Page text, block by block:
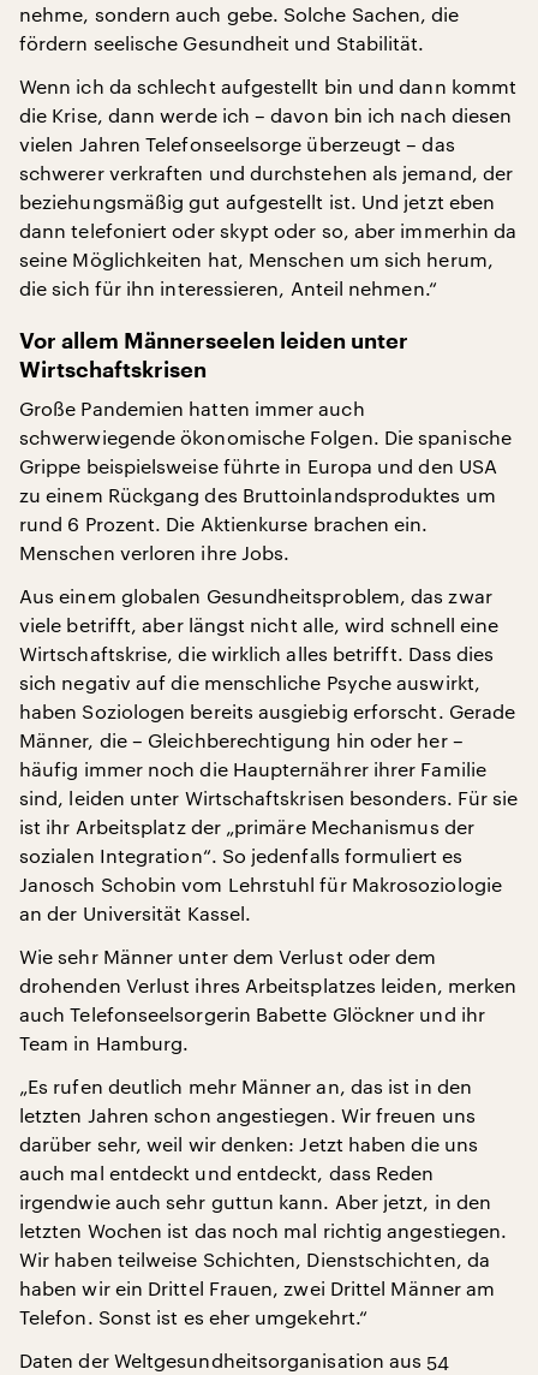
nehme, sondern auch gebe. Solche Sachen, die
fördern seelische Gesundheit und Stabilität.
Wenn ich da schlecht aufgestellt bin und dann kommt
die Krise, dann werde ich – davon bin ich nach diesen
vielen Jahren Telefonseelsorge überzeugt – das
schwerer verkraften und durchstehen als jemand, der
beziehungsmäßig gut aufgestellt ist. Und jetzt eben
dann telefoniert oder skypt oder so, aber immerhin da
seine Möglichkeiten hat, Menschen um sich herum,
die sich für ihn interessieren, Anteil nehmen.“
Vor allem Männerseelen leiden unter
Wirtschaftskrisen
Große Pandemien hatten immer auch
schwerwiegende ökonomische Folgen. Die spanische
Grippe beispielsweise führte in Europa und den USA
zu einem Rückgang des Bruttoinlandsproduktes um
rund 6 Prozent. Die Aktienkurse brachen ein.
Menschen verloren ihre Jobs.
Aus einem globalen Gesundheitsproblem, das zwar
viele betrifft, aber längst nicht alle, wird schnell eine
Wirtschaftskrise, die wirklich alles betrifft. Dass dies
sich negativ auf die menschliche Psyche auswirkt,
haben Soziologen bereits ausgiebig erforscht. Gerade
Männer, die – Gleichberechtigung hin oder her –
häufig immer noch die Haupternährer ihrer Familie
sind, leiden unter Wirtschaftskrisen besonders. Für sie
ist ihr Arbeitsplatz der „primäre Mechanismus der
sozialen Integration“. So jedenfalls formuliert es
Janosch Schobin vom Lehrstuhl für Makrosoziologie
an der Universität Kassel.
Wie sehr Männer unter dem Verlust oder dem
drohenden Verlust ihres Arbeitsplatzes leiden, merken
auch Telefonseelsorgerin Babette Glöckner und ihr
Team in Hamburg.
„Es rufen deutlich mehr Männer an, das ist in den
letzten Jahren schon angestiegen. Wir freuen uns
darüber sehr, weil wir denken: Jetzt haben die uns
auch mal entdeckt und entdeckt, dass Reden
irgendwie auch sehr guttun kann. Aber jetzt, in den
letzten Wochen ist das noch mal richtig angestiegen.
Wir haben teilweise Schichten, Dienstschichten, da
haben wir ein Drittel Frauen, zwei Drittel Männer am
Telefon. Sonst ist es eher umgekehrt.“
Daten der Weltgesundheitsorganisation aus 54